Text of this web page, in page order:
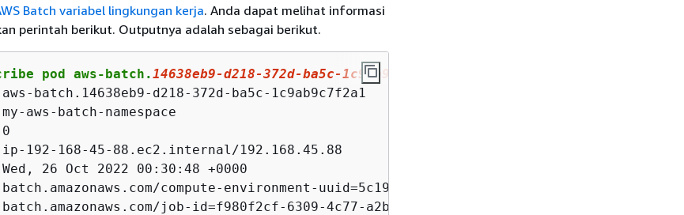
Batch variabel lingkungan kerja. Anda dapat melihat informasi
perintah berikut. Outputnya adalah sebagai berikut.
pod aws-batch.14638eb9-d218-372d-ba5c-1c9ab9c7f2a1
batch.14638eb9-d218-372d-ba5c-1c9ab9c7f2a1
aws-batch-namespace
192-168-45-88.ec2.internal/192.168.45.88
26 Oct 2022 00:30:48 +0000
compute-environment-uuid=5c19160b-d450-31c9-8454-86cf5b30548f
job-id=f980f2cf-6309-4c77-a2b2-d83fbba0e9f0